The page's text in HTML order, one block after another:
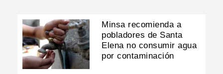
Minsa recomienda a
pobladores de Santa
Elena no consumir agua
por contaminación